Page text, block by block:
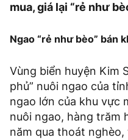
mua, giá lại “rẻ như
Ngao “rẻ như bèo” bán
Vùng biển huyện Kim
phủ” nuôi ngao của
ngao lớn của khu vực
nuôi ngao, hàng trăm
năm qua thoát